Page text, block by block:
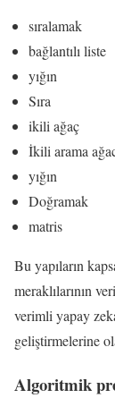
sıralamak
bağlantılı liste
yığın
Sıra
ikili ağaç
İkili arama
yığın
Doğramak
matris
Bu yapıların
meraklılarının
verimli yapay
geliştirmelerine
Algoritmik